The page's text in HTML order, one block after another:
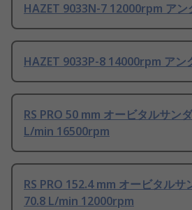
HAZET 9033N-7 12000rpm アン
HAZET 9033P-8 14000rpm アン
RS PRO 50 mm オービタルサン
L/min 16500rpm
RS PRO 152.4 mm オービタルサ
70.8 L/min 12000rpm